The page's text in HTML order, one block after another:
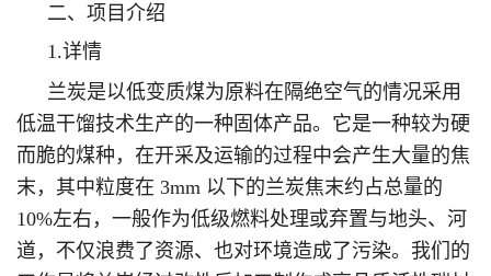
二、项目介绍
1.详情
兰炭是以低变质煤为原料在隔绝空气的情况采用
低温干馏技术生产的一种固体产品。它是一种较为硬
而脆的煤种，在开采及运输的过程中会产生大量的焦
末，其中粒度在 3mm 以下的兰炭焦末约占总量的
10%左右，一般作为低级燃料处理或弃置与地头、河
道，不仅浪费了资源、也对环境造成了污染。我们的